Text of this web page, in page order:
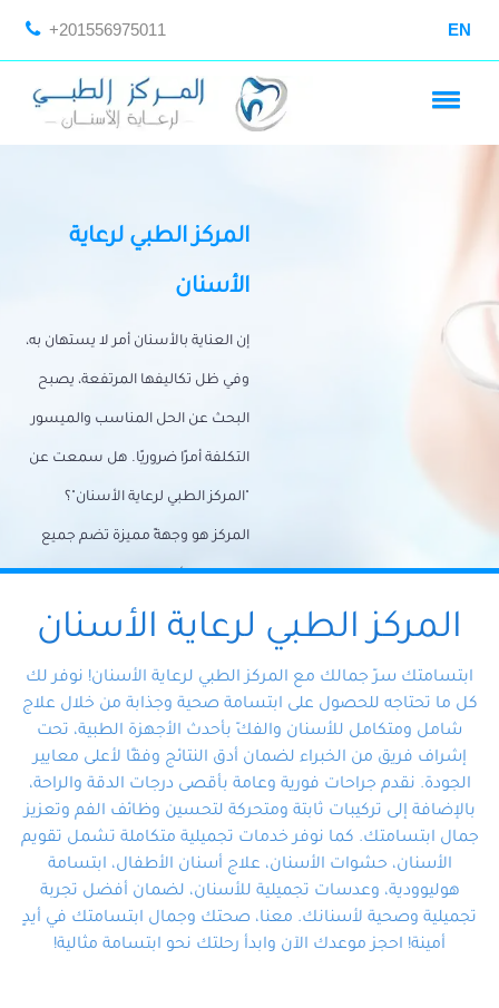
+201556975011 EN
المركز الطبي لرعاية
الأسنان
إن العناية بالأسنان أمر لا يستهان به،
وفي ظل تكاليفها المرتفعة، يصبح
البحث عن الحل المناسب والميسور
التكلفة أمرًا ضروريًا. هل سمعت عن
"المركز الطبي لرعاية الأسنان"؟
المركز هو وجهةً مميزة تضم جميع
احتياجات الأسنان تحت سقف واحد،
وتضمن لك حلاً شاملًا لجميع
المتخصص ذوي الخبرة، ستجد نفسك
في أيد أمينة تلبي احتياجاتك بكل
احترافية ودقة.
المركز الطبي لرعاية الأسنان
ابتسامتك سرّ جمالك مع المركز الطبي لرعاية الأسنان! نوفر لك
كل ما تحتاجه للحصول على ابتسامة صحية وجذابة من خلال علاج
شامل ومتكامل للأسنان والفكّ بأحدث الأجهزة الطبية، تحت
إشراف فريق من الخبراء لضمان أدق النتائج وفقًا لأعلى معايير
الجودة. نقدم جراحات فورية وعامة بأقصى درجات الدقة والراحة،
بالإضافة إلى تركيبات ثابتة ومتحركة لتحسين وظائف الفم وتعزيز
جمال ابتسامتك. كما نوفر خدمات تجميلية متكاملة تشمل تقويم
الأسنان، حشوات الأسنان، علاج أسنان الأطفال، ابتسامة
هوليوودية، وعدسات تجميلية للأسنان، لضمان أفضل تجربة
تجميلية وصحية لأسنانك. معنا، صحتك وجمال ابتسامتك في أيدٍ
أمينة! احجز موعدك الآن وابدأ رحلتك نحو ابتسامة مثالية!